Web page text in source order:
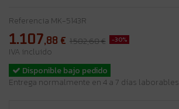
Referencia MK-5143R
1.107,88 € 1.582,68 € -30%
IVA incluido
Disponible bajo pedido
Entrega normalmente en 4 a 7 días laborables.